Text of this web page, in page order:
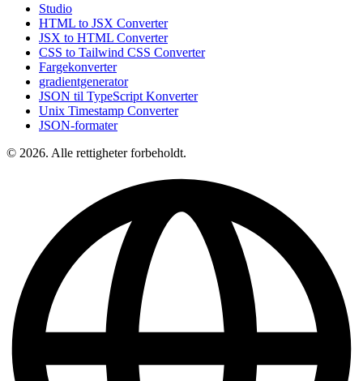
Studio
HTML to JSX Converter
JSX to HTML Converter
CSS to Tailwind CSS Converter
Fargekonverter
gradientgenerator
JSON til TypeScript Konverter
Unix Timestamp Converter
JSON-formater
© 2026. Alle rettigheter forbeholdt.